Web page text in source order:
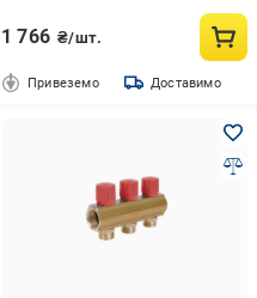
1 766 ₴/шт.
Привеземо Доставимо